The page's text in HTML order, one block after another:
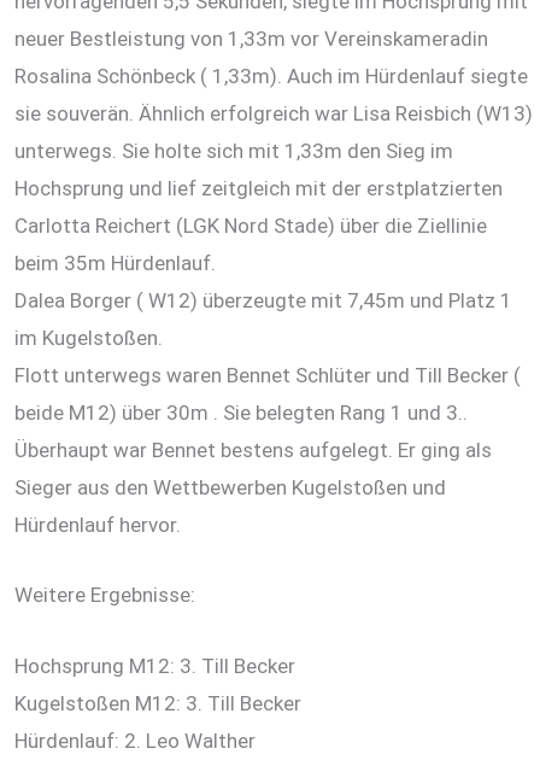
neuer Bestleistung von 1,33m vor Vereinskameradin
Rosalina Schönbeck ( 1,33m). Auch im Hürdenlauf siegte
sie souverän. Ähnlich erfolgreich war Lisa Reisbich (W13)
unterwegs. Sie holte sich mit 1,33m den Sieg im
Hochsprung und lief zeitgleich mit der erstplatzierten
Carlotta Reichert (LGK Nord Stade) über die Ziellinie
beim 35m Hürdenlauf.
Dalea Borger ( W12) überzeugte mit 7,45m und Platz 1
im Kugelstoßen.
Flott unterwegs waren Bennet Schlüter und Till Becker (
beide M12) über 30m . Sie belegten Rang 1 und 3..
Überhaupt war Bennet bestens aufgelegt. Er ging als
Sieger aus den Wettbewerben Kugelstoßen und
Hürdenlauf hervor.
Weitere Ergebnisse:
Hochsprung M12: 3. Till Becker
Kugelstoßen M12: 3. Till Becker
Hürdenlauf: 2. Leo Walther